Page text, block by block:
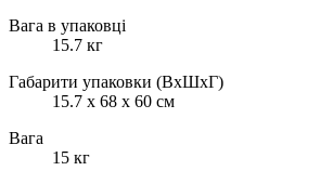
Вага в упаковці
15.7 кг
Габарити упаковки (ВхШхГ)
15.7 х 68 х 60 см
Вага
15 кг